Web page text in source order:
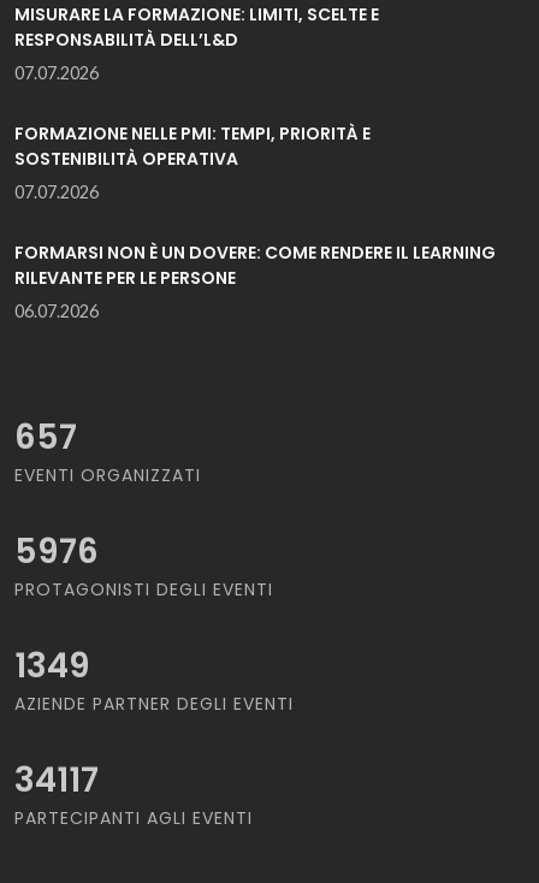
MISURARE LA FORMAZIONE: LIMITI, SCELTE E
RESPONSABILITÀ DELL’L&D
07.07.2026
FORMAZIONE NELLE PMI: TEMPI, PRIORITÀ E
SOSTENIBILITÀ OPERATIVA
07.07.2026
FORMARSI NON È UN DOVERE: COME RENDERE IL LEARNING
RILEVANTE PER LE PERSONE
06.07.2026
657
EVENTI ORGANIZZATI
5976
PROTAGONISTI DEGLI EVENTI
1349
AZIENDE PARTNER DEGLI EVENTI
34117
PARTECIPANTI AGLI EVENTI